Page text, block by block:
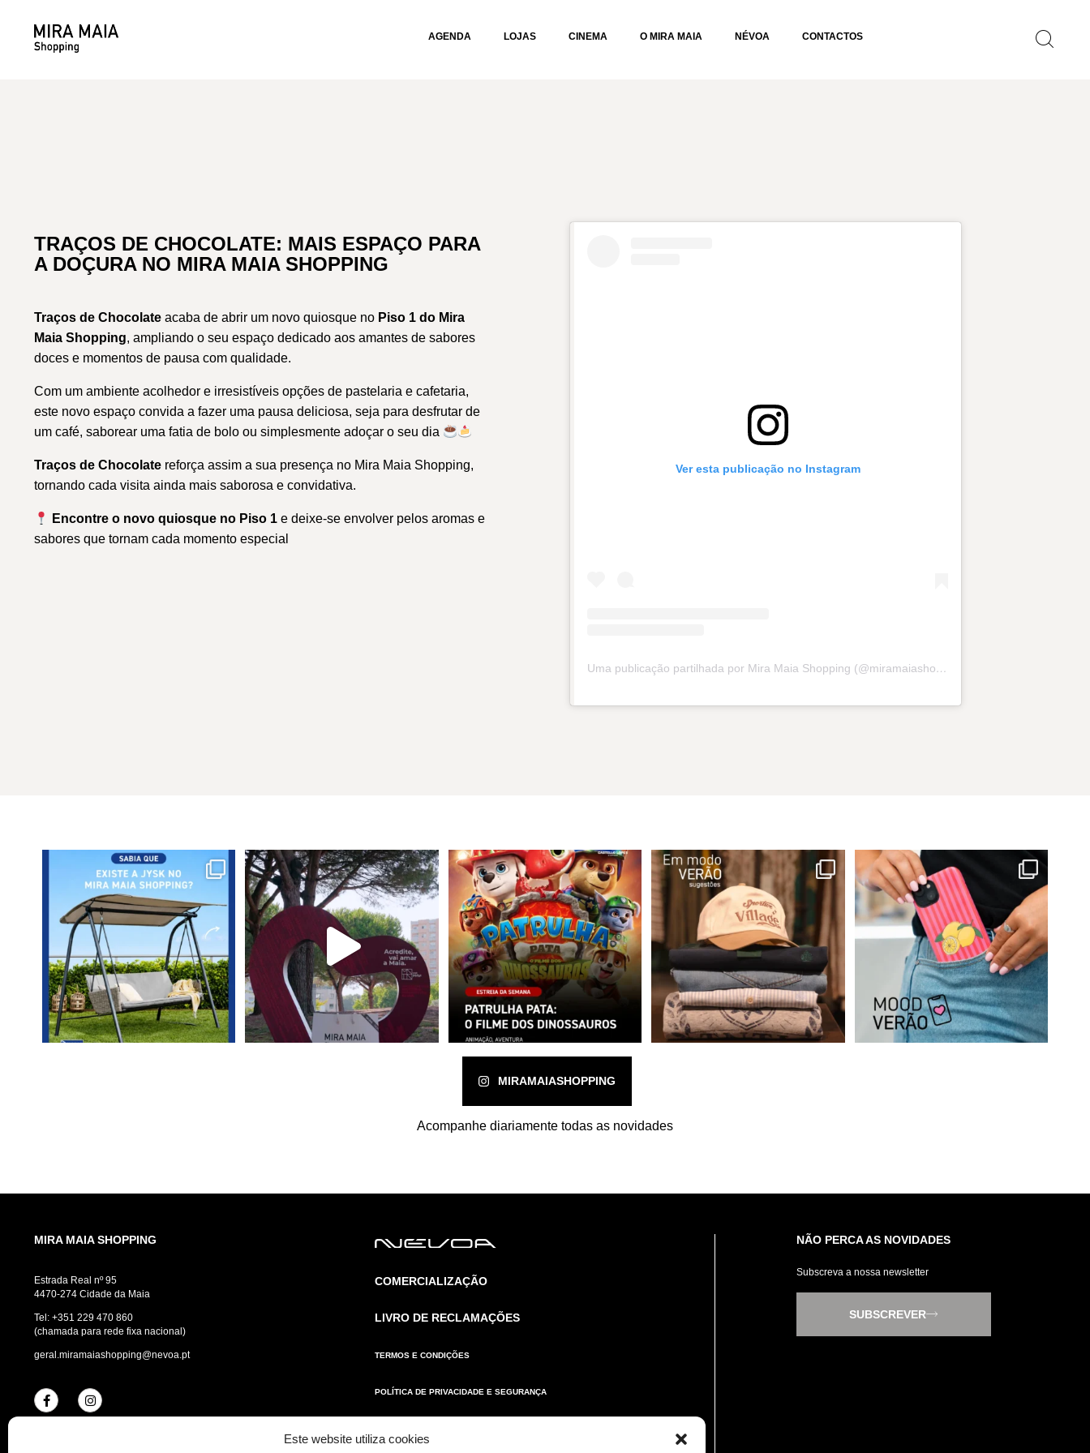
Este website utiliza cookies
AGENDA LOJAS CINEMA O MIRA MAIA NÉVOA CONTACTOS
TRAÇOS DE CHOCOLATE: MAIS ESPAÇO PARA
A DOÇURA NO MIRA MAIA SHOPPING
Traços de Chocolate acaba de abrir um novo quiosque no Piso 1 do Mira
Maia Shopping, ampliando o seu espaço dedicado aos amantes de sabores
doces e momentos de pausa com qualidade.
Com um ambiente acolhedor e irresistíveis opções de pastelaria e cafetaria,
este novo espaço convida a fazer uma pausa deliciosa, seja para desfrutar de
um café, saborear uma fatia de bolo ou simplesmente adoçar o seu dia
Traços de Chocolate reforça assim a sua presença no Mira Maia Shopping,
tornando cada visita ainda mais saborosa e convidativa.
Encontre o novo quiosque no Piso 1 e deixe-se envolver pelos aromas e
sabores que tornam cada momento especial
Ver esta publicação no Instagram
Uma publicação partilhada por Mira Maia Shopping (@miramaiashopping)
MIRAMAIASHOPPING
Acompanhe diariamente todas as novidades
MIRA MAIA SHOPPING
Estrada Real nº 95
4470-274 Cidade da Maia
Tel: +351 229 470 860
(chamada para rede fixa nacional)
geral.miramaiashopping@nevoa.pt
COMERCIALIZAÇÃO
LIVRO DE RECLAMAÇÕES
TERMOS E CONDIÇÕES
POLÍTICA DE PRIVACIDADE E SEGURANÇA
NÃO PERCA AS NOVIDADES
Subscreva a nossa newsletter
SUBSCREVER